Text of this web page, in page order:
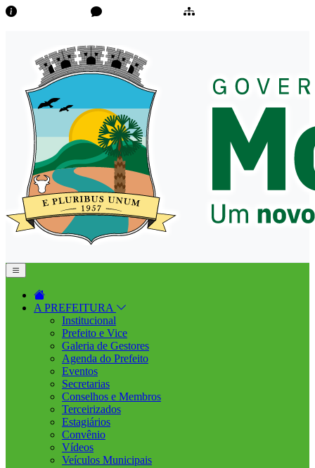
A PREFEITURA
Institucional
Prefeito e Vice
Galeria de Gestores
Agenda do Prefeito
Eventos
Secretarias
Conselhos e Membros
Terceirizados
Estagiários
Convênio
Vídeos
Veículos Municipais